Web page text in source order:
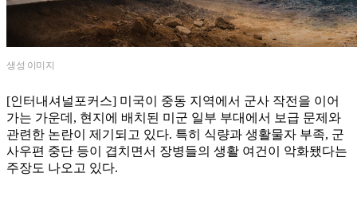
생성 이미지
[인터내셔널포커스] 미국이 중동 지역에서 군사 작전을 이어
가는 가운데, 현지에 배치된 미군 일부 부대에서 보급 문제와
관련한 논란이 제기되고 있다. 특히 식량과 생활물자 부족, 군
사우편 중단 등이 겹치면서 장병들의 생활 여건이 악화됐다는
주장도 나오고 있다.